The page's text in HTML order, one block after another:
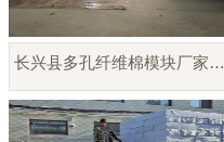
长兴县多孔纤维棉模块厂家直销